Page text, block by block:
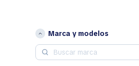
Marca y modelos